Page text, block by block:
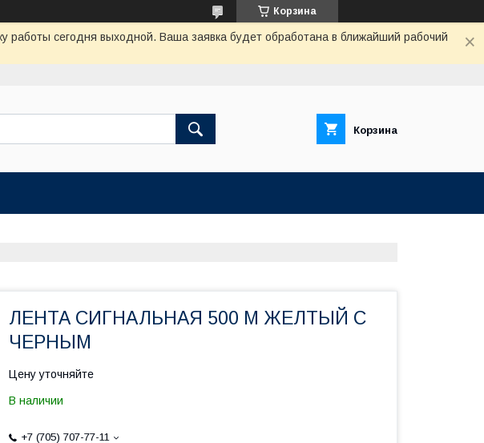
Корзина
работы сегодня выходной. Ваша заявка будет обработана в ближайший рабочий
Корзина
ЛЕНТА СИГНАЛЬНАЯ 500 М ЖЕЛТЫЙ С
ЧЕРНЫМ
Цену уточняйте
В наличии
+7 (705) 707-77-11